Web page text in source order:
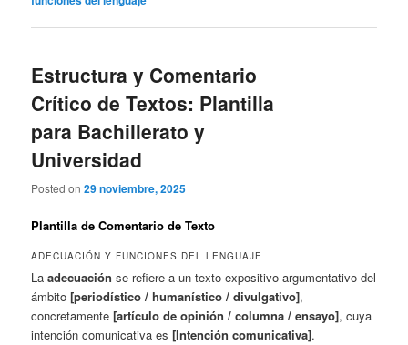
Estructura y Comentario
Crítico de Textos: Plantilla
para Bachillerato y
Universidad
Posted on29 noviembre, 2025
Plantilla de Comentario de Texto
ADECUACIÓN Y FUNCIONES DEL LENGUAJE
Laadecuación se refiere a un texto expositivo-argumentativo del
ámbito[periodístico / humanístico / divulgativo],
concretamente[artículo de opinión / columna / ensayo], cuya
intención comunicativa es[Intención comunicativa].